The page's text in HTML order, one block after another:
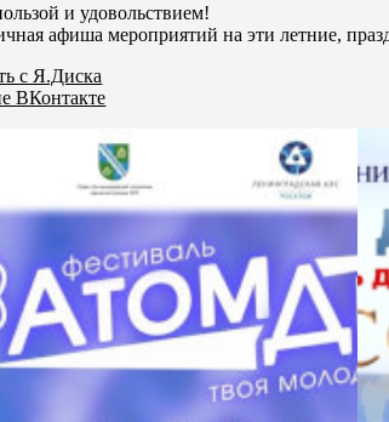
и удовольствием!
афиша мероприятий на эти летние,
с Я.Диска
ВКонтакте